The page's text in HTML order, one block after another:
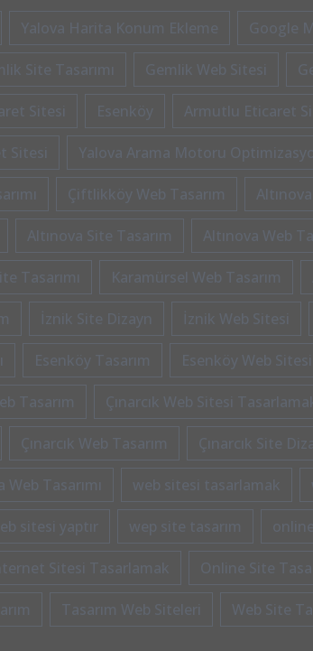
Yalova Harita Konum Ekleme Google
Site Tasarımı Gemlik Web Sitesi
Sitesi Esenköy Armutlu Eticaret
Sitesi Yalova Arama Motoru
Çiftlikköy Web Tasarım
Altınova Site Tasarım Altınova Web
Tasarımı Karamürsel Web Tasarım
İznik Site Dizayn İznik Web Sitesi
Esenköy Tasarım Esenköy Web Sitesi
Tasarım Çınarcık Web Sitesi
Çınarcık Web Tasarım Çınarcık Site
Web Tasarımı web sitesi tasarlamak
sitesi yaptır wep site tasarım
Sitesi Tasarlamak Online Site
Tasarım Web Siteleri Web Site